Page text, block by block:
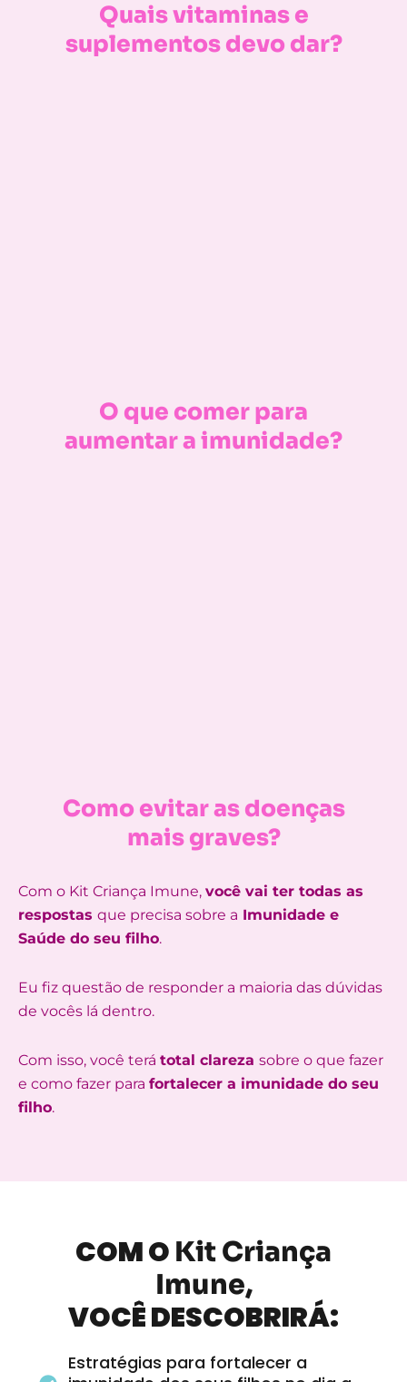
Quais vitaminas e
suplementos devo dar?
O que comer para
aumentar a imunidade?
Como evitar as doenças
mais graves?
Com o Kit Criança Imune, você vai ter todas as
respostas que precisa sobre a Imunidade e
Saúde do seu filho.
Eu fiz questão de responder a maioria das dúvidas
de vocês lá dentro.
Com isso, você terá total clareza sobre o que fazer
e como fazer para fortalecer a imunidade do seu
filho.
COM O Kit Criança
Imune,
VOCÊ DESCOBRIRÁ:
Estratégias para fortalecer a